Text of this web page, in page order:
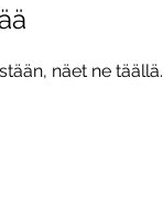
näet ne täällä.